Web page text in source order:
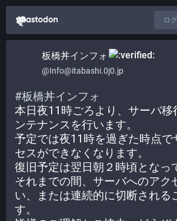
ロ
板橋丼インフォ​
@Info@itabashi.0j0.jp
#板橋丼インフォ
本日夜11時ごろより、サーバ移
ンテナンスを行います。
予定では夜11時を過ぎた時点で
セスができなくなります。
復旧予定は翌日朝２時頃となっ
それまでの間、サーバへのアク
い、または連続的に切断される
す。